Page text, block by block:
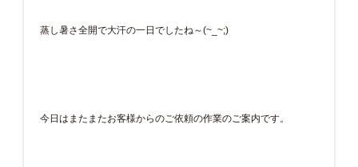
蒸し暑さ全開で大汗の一日でしたね～(~_~;)
今日はまたまたお客様からのご依頼の作業のご案内です。